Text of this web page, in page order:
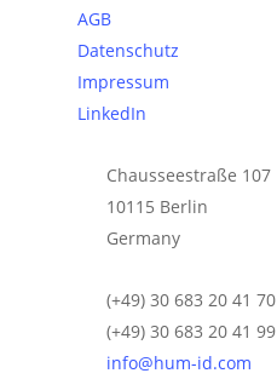
AGB
Datenschutz
Impressum
LinkedIn
Chausseestraße 107
10115 Berlin
Germany
(+49) 30 683 20 41 70
(+49) 30 683 20 41 99
info@hum-id.com